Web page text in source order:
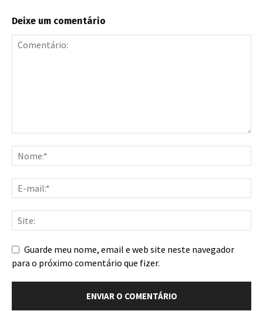
Deixe um comentário
Guarde meu nome, email e web site neste navegador
para o próximo comentário que fizer.